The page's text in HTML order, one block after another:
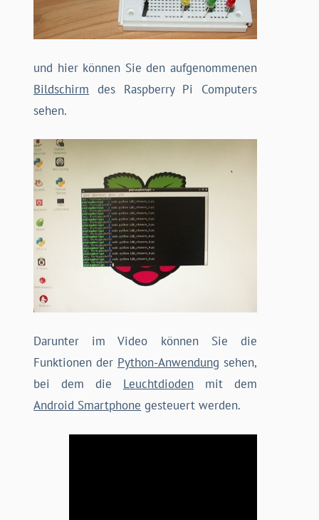
und hier können Sie den aufgenommenen
Bildschirm des Raspberry Pi Computers
sehen.
Darunter im Video können Sie die
Funktionen der Python-Anwendung sehen,
bei dem die Leuchtdiodenmit dem
Android Smartphone gesteuert werden.